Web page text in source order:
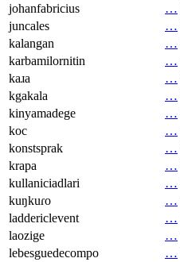
johanfabricius
…
juncales
…
kalangan
…
karbamilornitin
…
kaɹa
…
kgakala
…
kinyamadege
…
koc
…
konstsprak
…
krapa
…
kullaniciadlari
…
kuŋkuɾo
…
laddericlevent
…
laozige
…
lebesguedecompo
…